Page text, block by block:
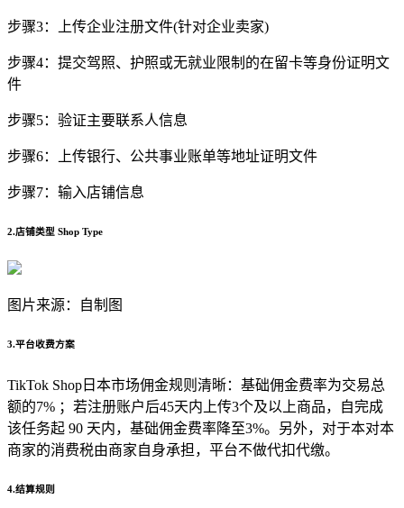
步骤3：上传企业注册文件(针对企业卖家)
步骤4：提交驾照、护照或无就业限制的在留卡等身份证明文
件
步骤5：验证主要联系人信息
步骤6：上传银行、公共事业账单等地址证明文件
步骤7：输入店铺信息
2.店铺类型 Shop Type
图片来源：自制图
3.平台收费方案
TikTok Shop日本市场佣金规则清晰：基础佣金费率为交易总
额的7% ；若注册账户后45天内上传3个及以上商品，自完成
该任务起 90 天内，基础佣金费率降至3%。另外，对于本对本
商家的消费税由商家自身承担，平台不做代扣代缴。
4.结算规则